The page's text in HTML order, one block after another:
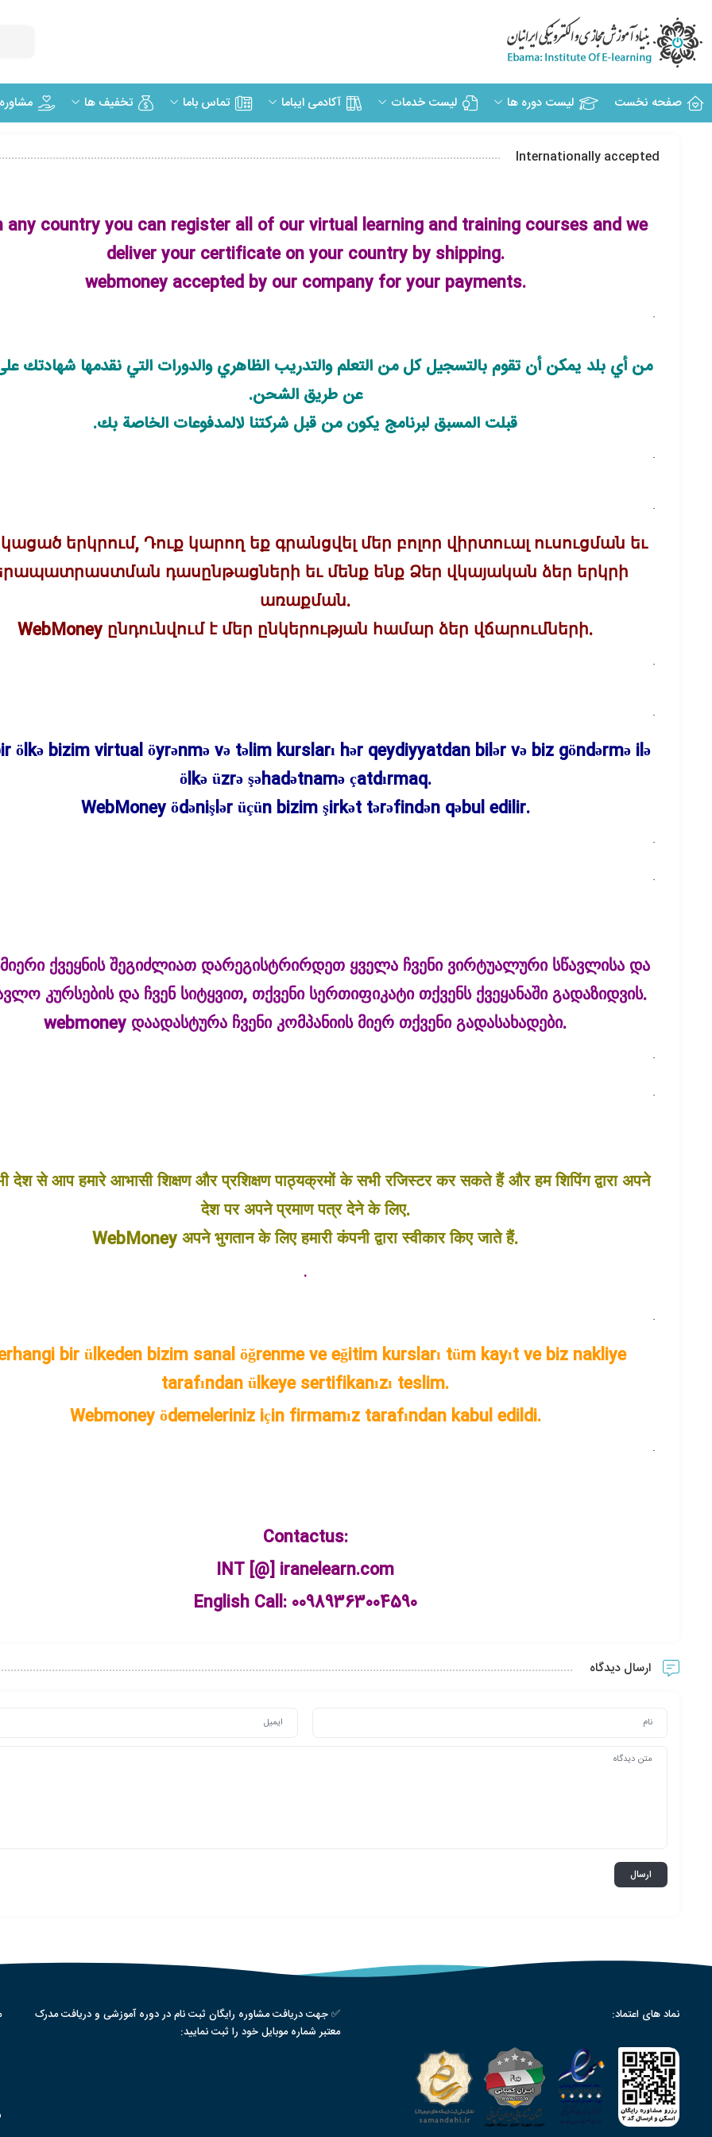
صفحه نخست لیست دوره ها لیست خدمات آکادمی ایباما تماس باما تخفیف ها
Internationally accepted
any country you can register all of our virtual learning and training courses and we
deliver your certificate on your country by shipping.
webmoney accepted by our company for your payments.
.
من أي بلد يمكن أن تقوم بالتسجيل كل من التعلم والتدريب الظاهري والدورات التي نقدمها شهادتك على
عن طريق الشحن.
قبلت المسبق لبرنامج يكون من قبل شركتنا لالمدفوعات الخاصة بك.
.
.
երկրում, Դուք կարող եք գրանցվել մեր բոլոր վիրտուալ ուսուցման եւ
դասընթացների եւ մենք ենք Ձեր վկայական ձեր երկրի
առաքման.
WebMoney ընդունվում է մեր ընկերության համար ձեր վճարումների.
.
.
ölkə bizim virtual öyrənmə və təlim kursları hər qeydiyyatdan bilər və biz göndərmə ilə
ölkə üzrə şəhadətnamə çatdırmaq.
WebMoney ödənişlər üçün bizim şirkət tərəfindən qəbul edilir.
.
.
ქვეყნის შეგიძლიათ დარეგისტრირდეთ ყველა ჩვენი ვირტუალური სწავლისა და
კურსების და ჩვენ სიტყვით, თქვენი სერთიფიკატი თქვენს ქვეყანაში გადაზიდვის.
webmoney დაადასტურა ჩვენი კომპანიის მიერ თქვენი გადასახადები.
.
.
देश से आप हमारे आभासी शिक्षण और प्रशिक्षण पाठ्यक्रमों के सभी रजिस्टर कर सकते हैं और हम शिपिंग द्वारा अपने
देश पर अपने प्रमाण पत्र देने के लिए.
WebMoney अपने भुगतान के लिए हमारी कंपनी द्वारा स्वीकार किए जाते हैं.
.
.
bir ülkeden bizim sanal öğrenme ve eğitim kursları tüm kayıt ve biz nakliye
tarafından ülkeye sertifikanızı teslim.
Webmoney ödemeleriniz için firmamız tarafından kabul edildi.
.
Contactus:
INT [@] iranelearn.com
English Call: 00989363004590
ارسال دیدگاه
نماد های اعتماد:
✅ جهت دریافت مشاوره رایگان ثبت نام در دوره آموزشی و دریافت مدرک
معتبر شماره موبایل خود را ثبت نمایید: